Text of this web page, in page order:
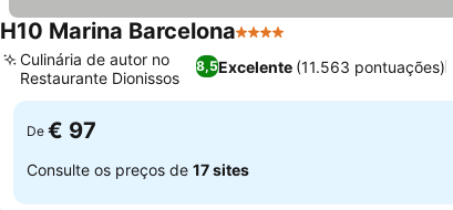
H10 Marina Barcelona4 Estrelas
8,5Excelente (11.563 pontuações)
Culinária de autor no
Restaurante Dionissos
De € 97
Consulte os preços de 17 sites